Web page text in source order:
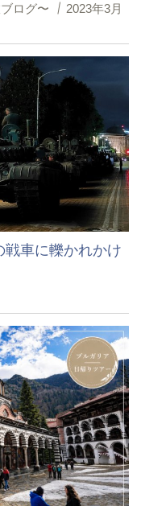
ログ〜
2023年3月
車に轢かれかけ